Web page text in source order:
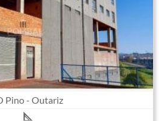
Pino - Outariz